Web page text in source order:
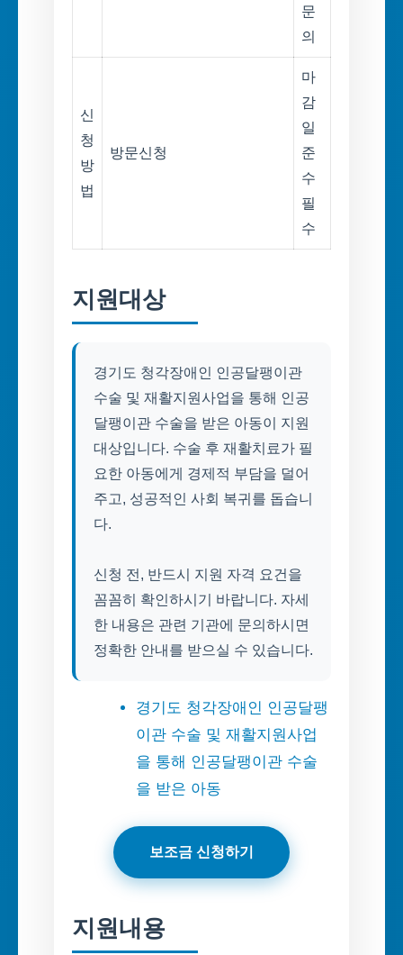
문
의
신
청
방
법
방문신청
마
감
일
준
수
필
수
지원대상
경기도 청각장애인 인공달팽이관
수술 및 재활지원사업을 통해 인공
달팽이관 수술을 받은 아동이 지원
대상입니다. 수술 후 재활치료가 필
요한 아동에게 경제적 부담을 덜어
주고, 성공적인 사회 복귀를 돕습니
다.
신청 전, 반드시 지원 자격 요건을
꼼꼼히 확인하시기 바랍니다. 자세
한 내용은 관련 기관에 문의하시면
정확한 안내를 받으실 수 있습니다.
경기도 청각장애인 인공달팽
이관 수술 및 재활지원사업
을 통해 인공달팽이관 수술
을 받은 아동
보조금 신청하기
지원내용